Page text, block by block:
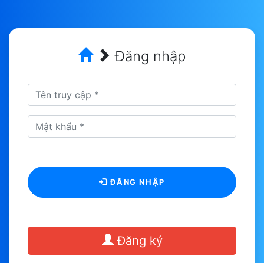
Đăng nhập
ĐĂNG NHẬP
Đăng ký